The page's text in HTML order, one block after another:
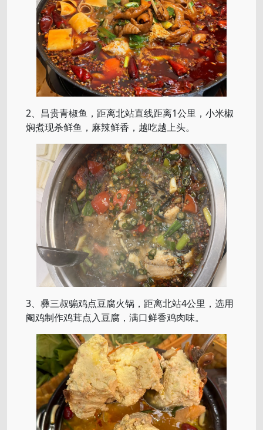
2、昌贵青椒鱼，距离北站直线距离1公里，小米椒
焖煮现杀鲜鱼，麻辣鲜香，越吃越上头。
3、彝三叔骟鸡点豆腐火锅，距离北站4公里，选用
阉鸡制作鸡茸点入豆腐，满口鲜香鸡肉味。